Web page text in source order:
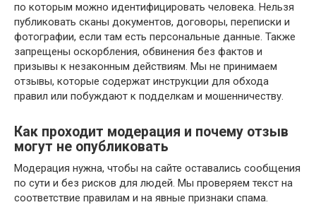
по которым можно идентифицировать человека. Нельзя
публиковать сканы документов, договоры, переписки и
фотографии, если там есть персональные данные. Также
запрещены оскорбления, обвинения без фактов и
призывы к незаконным действиям. Мы не принимаем
отзывы, которые содержат инструкции для обхода
правил или побуждают к подделкам и мошенничеству.
Как проходит модерация и почему отзыв
могут не опубликовать
Модерация нужна, чтобы на сайте оставались сообщения
по сути и без рисков для людей. Мы проверяем текст на
соответствие правилам и на явные признаки спама.